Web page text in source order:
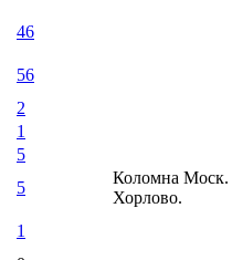
46
56
2
1
5
5
Коломна Моск.
Хорлово.
1